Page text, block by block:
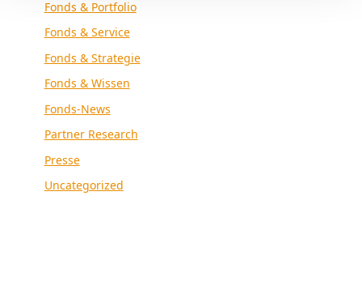
Fonds & Portfolio
Fonds & Service
Fonds & Strategie
Fonds & Wissen
Fonds-News
Partner Research
Presse
Uncategorized